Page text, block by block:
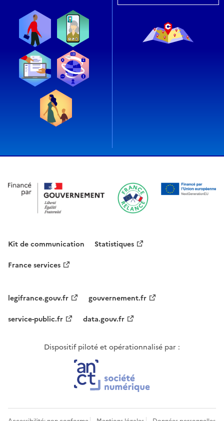
Kit de communication
Statistiques
France services
legifrance.gouv.fr
gouvernement.fr
service-public.fr
data.gouv.fr
Dispositif piloté et opérationnalisé par :